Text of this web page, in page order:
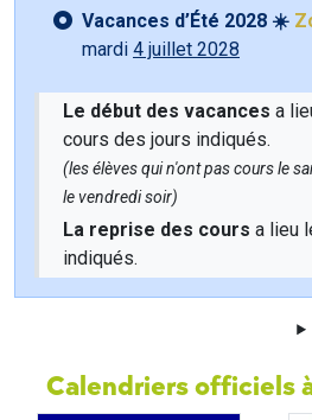
Vacances d’Été 2028 ☀️
mardi 4 juillet 2028
Le début des vacances a
cours des jours indiqués.
(les élèves qui n'ont pas cours le
le vendredi soir)
La reprise des cours a lieu
indiqués.
Calendriers officiels